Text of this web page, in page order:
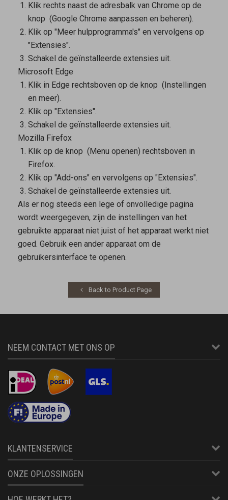
Klik rechts naast de adresbalk van Chrome op de
knop (Google Chrome aanpassen en beheren).
Klik op "Meer hulpprogramma's" en vervolgens op
"Extensies".
Schakel de geïnstalleerde extensies uit.
Microsoft Edge
Klik in Edge rechtsboven op de knop (Instellingen
en meer).
Klik op "Extensies".
Schakel de geïnstalleerde extensies uit.
Mozilla Firefox
Klik op de knop (Menu openen) rechtsboven in
Firefox.
Klik op "Add-ons" en vervolgens op "Extensies".
Schakel de geïnstalleerde extensies uit.
Als er nog steeds een lege of onvolledige pagina
wordt weergegeven, zijn de instellingen van het
gebruikte apparaat niet juist of het apparaat werkt niet
goed. Gebruik een ander apparaat om de
gebruikersinterface te openen.
Back to Product Page
NEEM CONTACT MET ONS OP
KLANTENSERVICE
ONZE OPLOSSINGEN